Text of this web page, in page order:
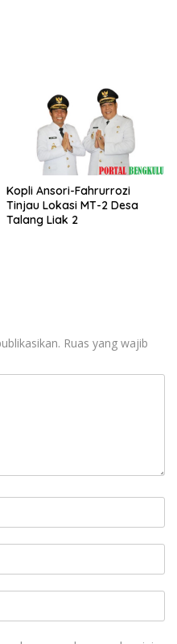
Kopli Ansori-Fahrurrozi
Tinjau Lokasi MT-2 Desa
Talang Liak 2
Ruas yang wajib